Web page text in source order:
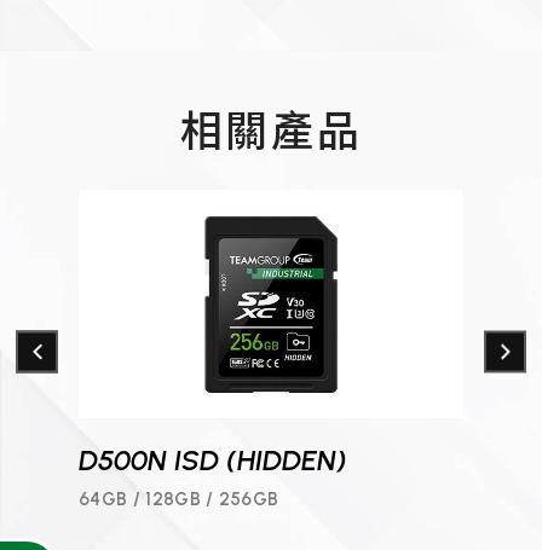
相關產品
D500N ISD (HIDDEN)
64GB / 128GB / 256GB